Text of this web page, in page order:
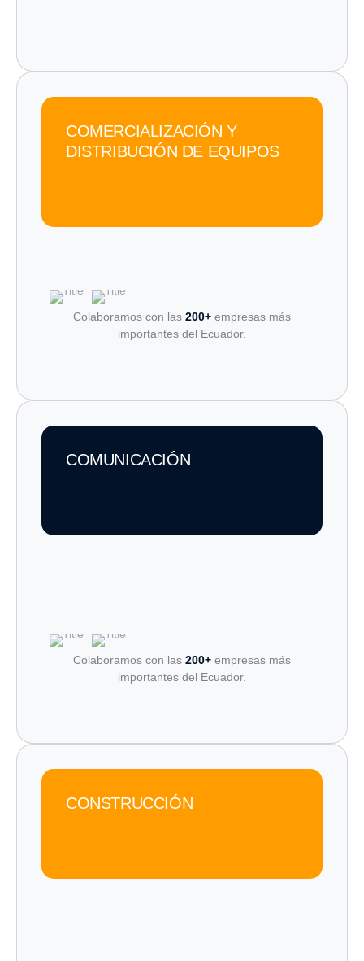
Colaboramos con las 200+ empresas más
importantes del Ecuador.
COMERCIALIZACIÓN Y
DISTRIBUCIÓN DE EQUIPOS
COMUNICACIÓN
Colaboramos con las 200+ empresas más
importantes del Ecuador.
CONSTRUCCIÓN